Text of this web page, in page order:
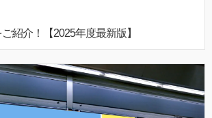
紹介！【2025年度最新版】